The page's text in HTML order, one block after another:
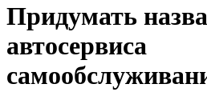
Придумать
автосервиса